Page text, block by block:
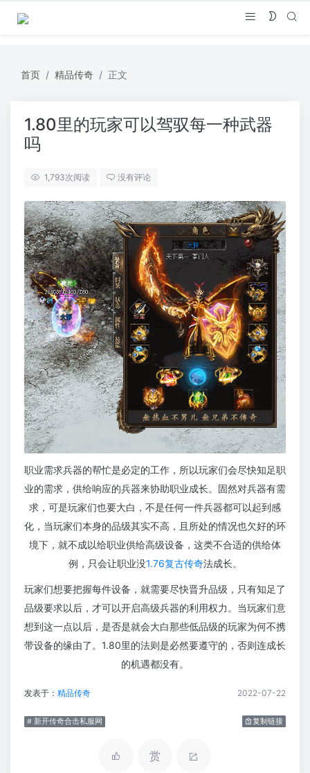
首页 精品传奇 正文
1.80里的玩家可以驾驭每一种武器
吗
1,793次阅读 没有评论
职业需求兵器的帮忙是必定的工作，所以玩家们会尽快知足职
业的需求，供给响应的兵器来协助职业成长。固然对兵器有需
求，可是玩家们也要大白，不是任何一件兵器都可以起到感
化，当玩家们本身的品级其实不高，且所处的情况也欠好的环
境下，就不成以给职业供给高级设备，这类不合适的供给体
例，只会让职业没1.76复古传奇法成长。
玩家们想要把握每件设备，就需要尽快晋升品级，只有知足了
品级要求以后，才可以开启高级兵器的利用权力。当玩家们意
想到这一点以后，是否是就会大白那些低品级的玩家为何不携
带设备的缘由了。1.80里的法则是必然要遵守的，否则连成长
的机遇都没有。
发表于： 精品传奇 2022-07-22
# 新开传奇合击私服网 复制链接
赏